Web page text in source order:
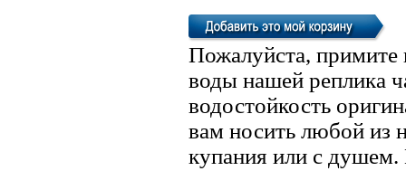
Пожалуйста, примите
воды нашей реплика
водостойкость
вам носить любой из
купания или с